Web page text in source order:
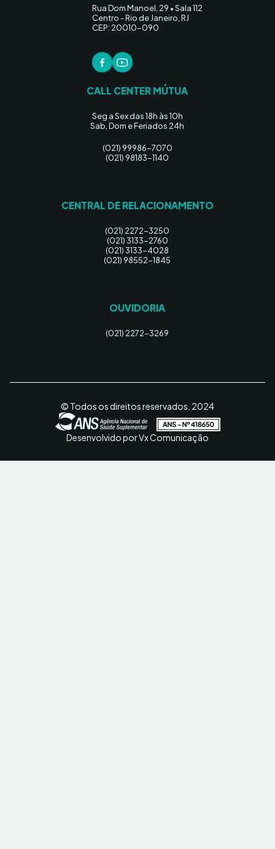
Rua Dom Manoel, 29 • Sala 112
Centro - Rio de Janeiro, RJ
CEP: 20010-090
CALL CENTER MÚTUA
Seg a Sex das 18h às 10h
Sab, Dom e Feriados 24h
(021) 99986-7070
(021) 98183-1140
CENTRAL DE RELACIONAMENTO
(021) 2272-3250
(021) 3133-2760
(021) 3133-4028
(021) 98552-1845
OUVIDORIA
(021) 2272-3269
© Todos os direitos reservados. 2024
Desenvolvido por Vx Comunicação